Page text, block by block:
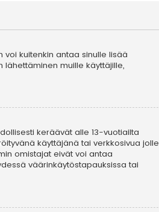
kuitenkin antaa sinulle lisää
lähettäminen muille käyttäjille,
keräävät alle 13-vuotiailta
käyttäjänä tai verkkosivua jolle
omistajat eivät voi antaa
väärinkäytöstapauksissa tai